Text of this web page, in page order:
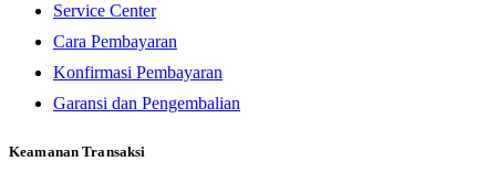
Service Center
Cara Pembayaran
Konfirmasi Pembayaran
Garansi dan Pengembalian
Keamanan Transaksi